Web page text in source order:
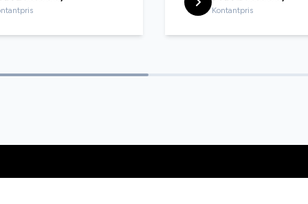
keyless go
Kontantpris